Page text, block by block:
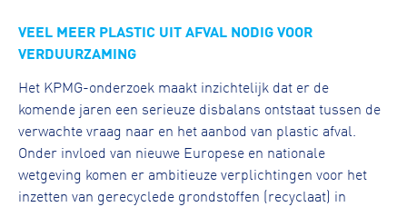
VEEL MEER PLASTIC UIT AFVAL NODIG VOOR
VERDUURZAMING
Het KPMG-onderzoek maakt inzichtelijk dat er de
komende jaren een serieuze disbalans ontstaat tussen de
verwachte vraag naar en het aanbod van plastic afval.
Onder invloed van nieuwe Europese en nationale
wetgeving komen er ambitieuze verplichtingen voor het
inzetten van gerecyclede grondstoffen (recyclaat) in